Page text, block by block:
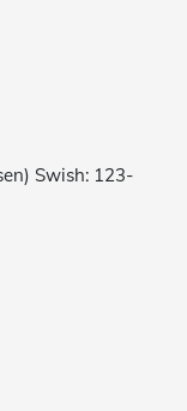
Swish: 123-